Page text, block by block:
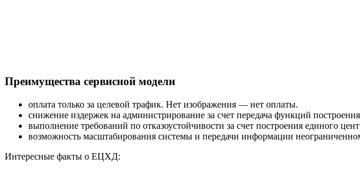
Преимущества сервисной модели
оплата только за целевой трафик. Нет изображения — нет оплаты.
снижение издержек на администрирование за счет передача функций
выполнение требований по отказоустойчивости за счет построения единого
возможность масштабирования системы и передачи информации
Интересные факты о ЕЦХД: